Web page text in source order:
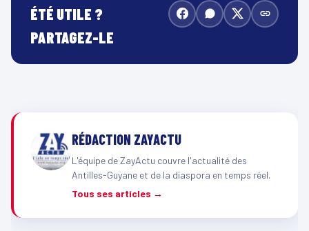
ÉTÉ UTILE ?
PARTAGEZ-LE
RÉDACTION ZAYACTU
L'équipe de ZayActu couvre l'actualité des
Antilles-Guyane et de la diaspora en temps réel.
Tous ses articles →